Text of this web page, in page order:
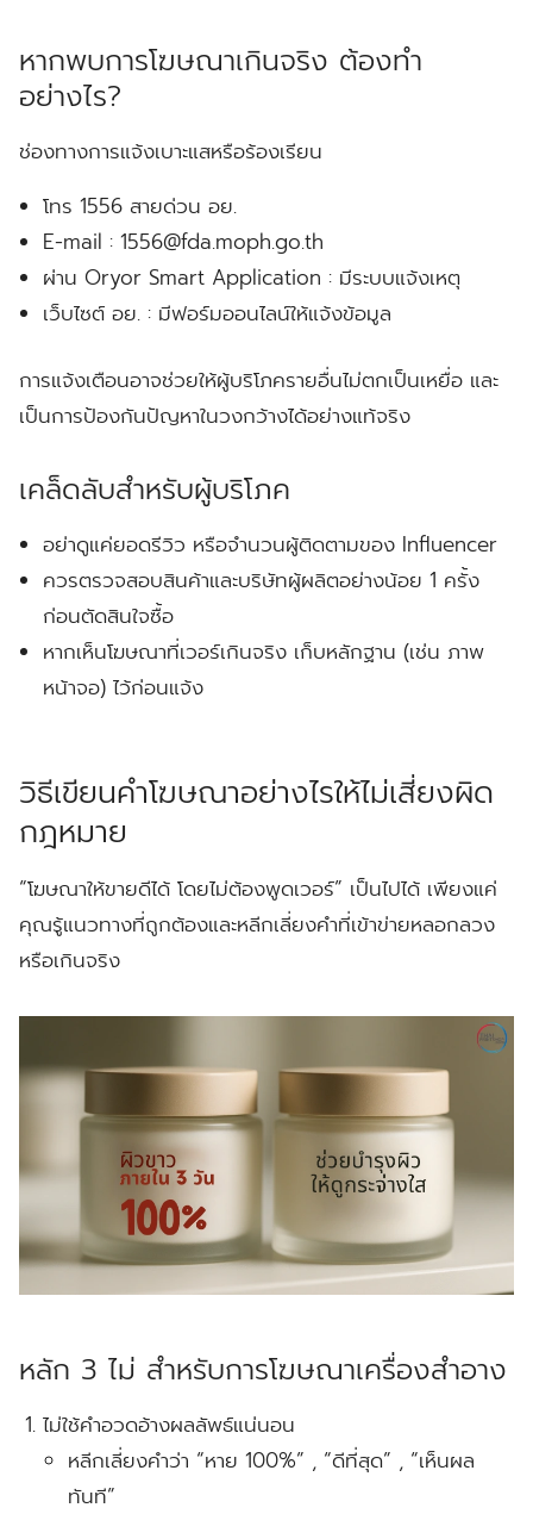
หากพบการโฆษณาเกินจริง ต้องทำ
อย่างไร?
ช่องทางการแจ้งเบาะแสหรือร้องเรียน
โทร 1556 สายด่วน อย.
E-mail : 1556@fda.moph.go.th
ผ่าน Oryor Smart Application : มีระบบแจ้งเหตุ
เว็บไซต์ อย. : มีฟอร์มออนไลน์ให้แจ้งข้อมูล
การแจ้งเตือนอาจช่วยให้ผู้บริโภครายอื่นไม่ตกเป็นเหยื่อ และ
เป็นการป้องกันปัญหาในวงกว้างได้อย่างแท้จริง
เคล็ดลับสำหรับผู้บริโภค
อย่าดูแค่ยอดรีวิว หรือจำนวนผู้ติดตามของ Influencer
ควรตรวจสอบสินค้าและบริษัทผู้ผลิตอย่างน้อย 1 ครั้ง
ก่อนตัดสินใจซื้อ
หากเห็นโฆษณาที่เวอร์เกินจริง เก็บหลักฐาน (เช่น ภาพ
หน้าจอ) ไว้ก่อนแจ้ง
วิธีเขียนคำโฆษณาอย่างไรให้ไม่เสี่ยงผิด
กฎหมาย
“โฆษณาให้ขายดีได้ โดยไม่ต้องพูดเวอร์” เป็นไปได้ เพียงแค่
คุณรู้แนวทางที่ถูกต้องและหลีกเลี่ยงคำที่เข้าข่ายหลอกลวง
หรือเกินจริง
หลัก 3 ไม่ สำหรับการโฆษณาเครื่องสำอาง
ไม่ใช้คำอวดอ้างผลลัพธ์แน่นอน
หลีกเลี่ยงคำว่า “หาย 100%” , “ดีที่สุด” , “เห็นผล
ทันที”